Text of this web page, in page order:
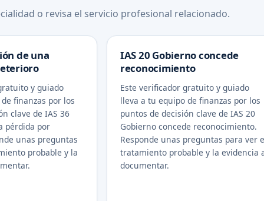
o revisa el servicio profesional relacionado.
de una
y guiado
finanzas por los
clave de IAS 36
pérdida por
unas preguntas
probable y la
IAS 20 Gobierno concede
reconocimiento
Este verificador gratuito y guiado
lleva a tu equipo de finanzas por los
puntos de decisión clave de IAS 20
Gobierno concede reconocimiento.
Responde unas preguntas para ver
tratamiento probable y la evidencia
documentar.